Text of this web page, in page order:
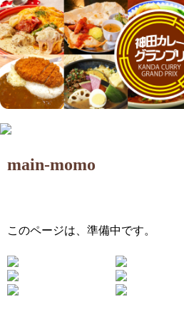
main-momo
このページは、準備中です。